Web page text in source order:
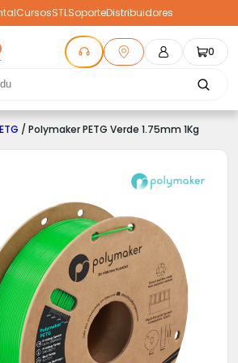
CursosSTLSoporteDistribuidores
0
/ Polymaker PETG Verde 1.75mm 1Kg